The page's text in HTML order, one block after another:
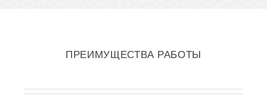
ПРЕИМУЩЕСТВА РАБОТЫ